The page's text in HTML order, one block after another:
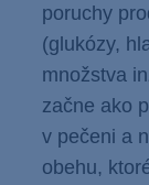
poruchy
(glukózy,
množstva
začne ako
v pečeni a
obehu,